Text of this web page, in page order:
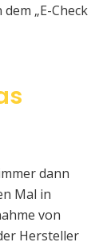
„E-Check
dann
Mal in
von
Hersteller